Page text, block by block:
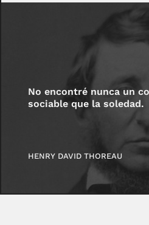
No encontré nunca un
sociable que la soledad.
HENRY DAVID THOREAU